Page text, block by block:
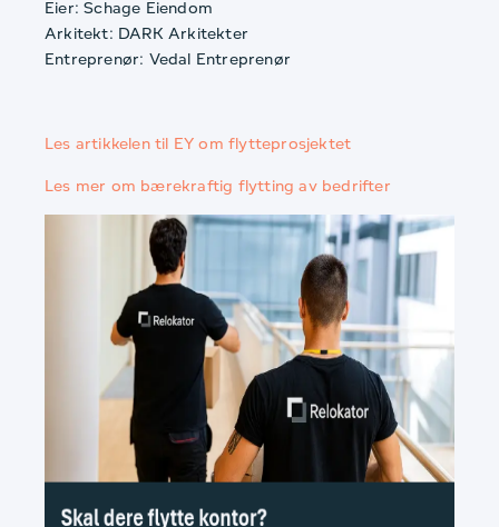
Eier: Schage Eiendom
Arkitekt: DARK Arkitekter
Entreprenør: Vedal Entreprenør
Les artikkelen til EY om flytteprosjektet
Les mer om bærekraftig flytting av bedrifter